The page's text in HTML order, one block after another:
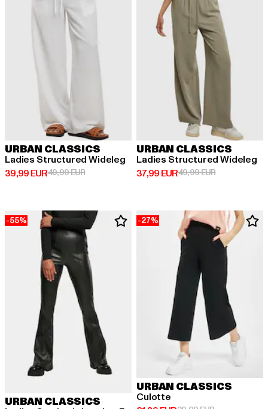
URBAN CLASSICS
Ladies Structured Wideleg
39,99 EUR
Derzeitiger Preis: 39,99 EUR
49,99 EURAktionspreis: 49,99 EUR
URBAN CLASSICS
Ladies Structured Wideleg
37,99 EUR
Derzeitiger Preis: 37,99 EUR
49,99 EURAktionspreis:
-55%
URBAN CLASSICS
-27%
URBAN CLASSICS
Culotte